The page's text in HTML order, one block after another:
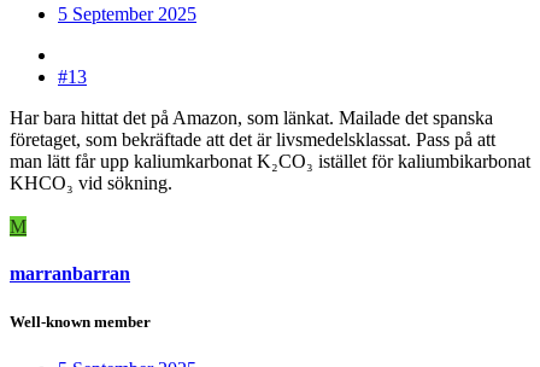
5 September 2025
#13
Har bara hittat det på Amazon, som länkat. Mailade det spanska
företaget, som bekräftade att det är livsmedelsklassat. Pass på att
man lätt får upp kaliumkarbonat K₂CO₃ istället för kaliumbikarbonat
KHCO₃ vid sökning.
M
marranbarran
Well-known member